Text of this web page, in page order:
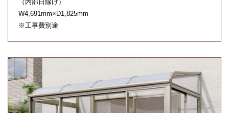
（内部日除け）
W4,691mm×D1,825mm
※工事費別途